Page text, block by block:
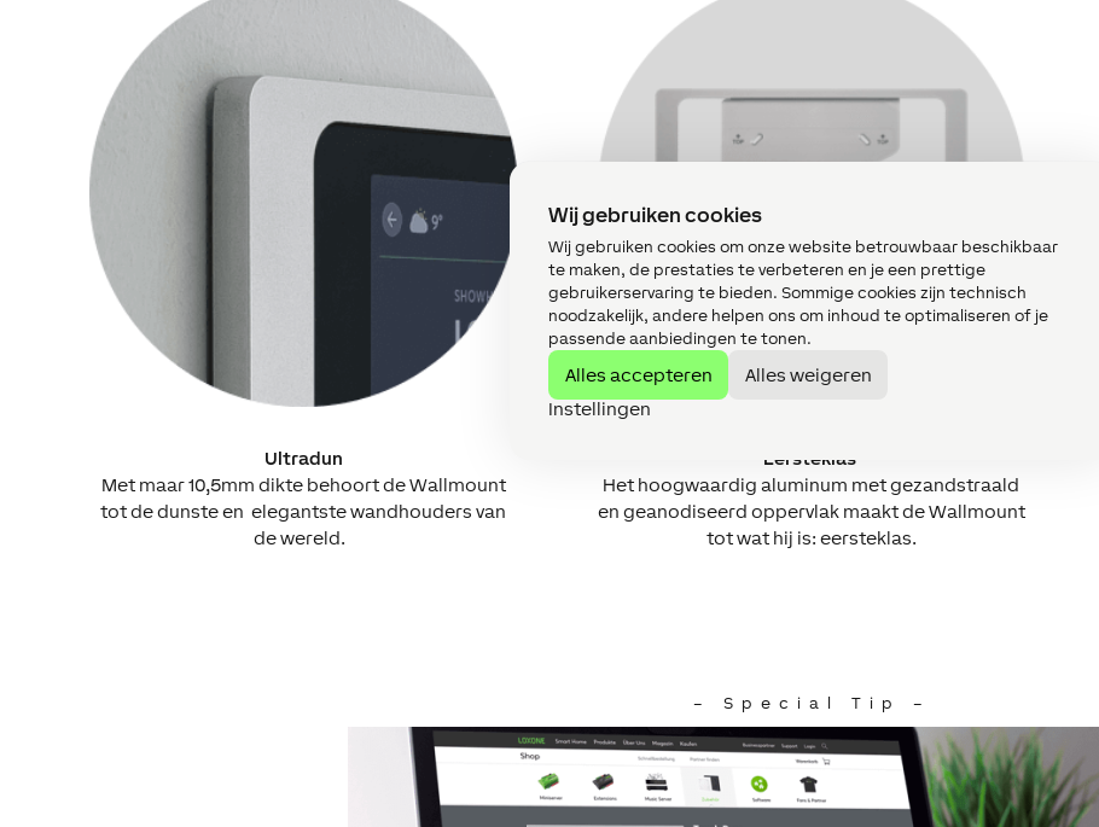
Wij gebruiken cookies
Wij gebruiken cookies om onze website betrouwbaar beschikbaar
te maken, de prestaties te verbeteren en je een prettige
gebruikerservaring te bieden. Sommige cookies zijn technisch
noodzakelijk, andere helpen ons om inhoud te optimaliseren of je
passende aanbiedingen te tonen.
Alles accepteren
Alles weigeren
Instellingen
Ultradun
Met maar 10,5mm dikte behoort de Wallmount
tot de dunste en elegantste wandhouders van
de wereld.
Eersteklas
Het hoogwaardig aluminum met gezandstraald
en geanodiseerd oppervlak maakt de Wallmount
tot wat hij is: eersteklas.
– Special Tip –